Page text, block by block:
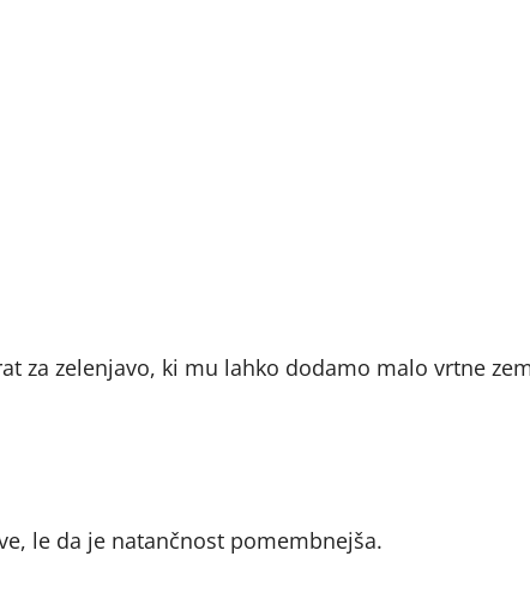
za zelenjavo, ki mu lahko dodamo malo vrtne
le da je natančnost pomembnejša.